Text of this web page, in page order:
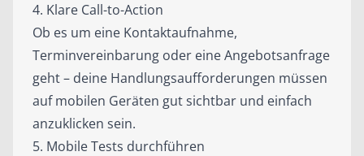
4. Klare Call-to-Action
Ob es um eine Kontaktaufnahme,
Terminvereinbarung oder eine Angebotsanfrage
geht – deine Handlungsaufforderungen müssen
auf mobilen Geräten gut sichtbar und einfach
anzuklicken sein.
5. Mobile Tests durchführen